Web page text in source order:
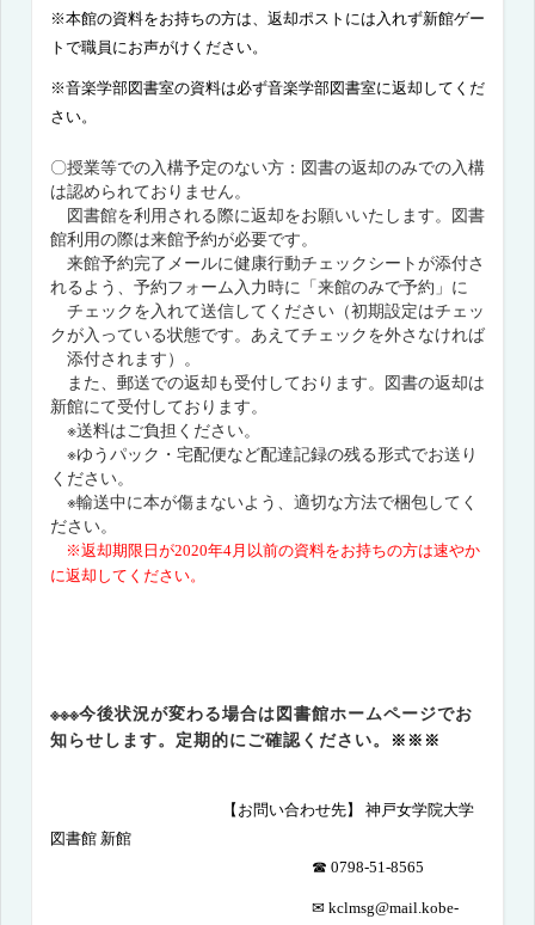
※本館の資料をお持ちの方は、返却ポストには入れず新館ゲー
トで職員にお声がけください。
※音楽学部図書室の資料は必ず音楽学部図書室に返却してくだ
さい。
〇授業等での入構予定のない方：図書の返却のみでの入構
は認められておりません。
図書館を利用される際に返却をお願いいたします。図書
館利用の際は来館予約が必要です。
来館予約完了メールに健康行動チェックシートが添付さ
れるよう、予約フォーム入力時に「来館のみで予約」に
チェックを入れて送信してください（初期設定はチェッ
クが入っている状態です。あえてチェックを外さなければ
添付されます）。
また、郵送での返却も受付しております。図書の返却は
新館にて受付しております。
※送料はご負担ください。
※ゆうパック・宅配便など配達記録の残る形式でお送り
ください。
※輸送中に本が傷まないよう、適切な方法で梱包してく
ださい。
※返却期限日が2020年4 月以前の資料をお持ちの方は速やか
に返却してください。
※※※今後状況が変わる場合は図書館ホームページでお
知らせします。定期的にご確認ください。
※※※
【お問い合わせ先】 神戸女学院大学
図書館 新館
☎ 0798-51-8565
✉ kclmsg@mail.kobe-